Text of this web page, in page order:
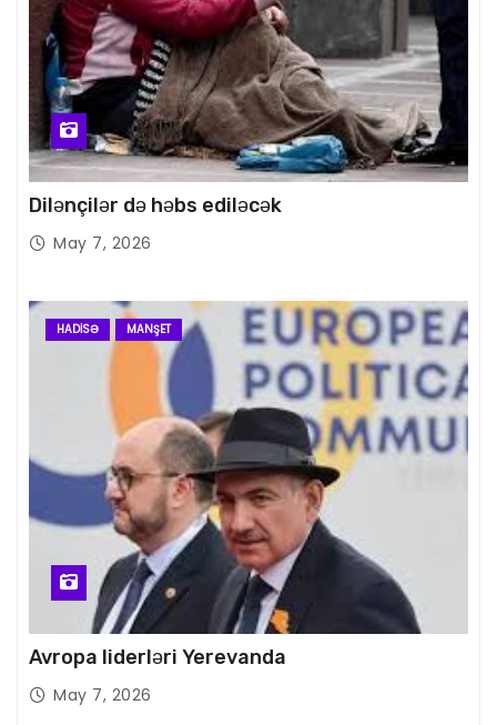
Dilənçilər də həbs ediləcək
May 7, 2026
HADISƏ MANŞET
Avropa liderləri Yerevanda
May 7, 2026